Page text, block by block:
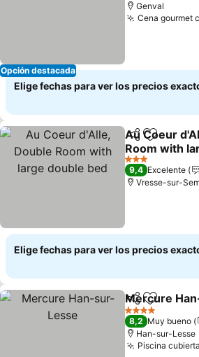
Opción destacada
Genval
Cena gourmet
Elige fechas para ver los precios
Compartir
Agregar
Au Coeur
Room with
bed
3 Estrellas
9,4 Excelente
Vresse-sur-
Elige fechas para ver los precios
CompartirAgregar
Mercure
4 Estrellas
8,2 Muy bueno
Han-sur-Lesse
Piscina